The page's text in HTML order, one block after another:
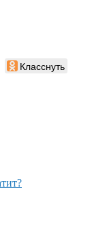
Класснуть